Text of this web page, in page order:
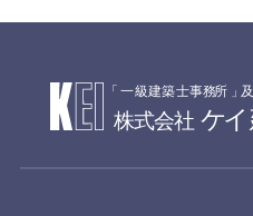
「 一級建築士事務所 」
株式会社 ケ